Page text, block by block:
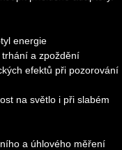
energie
a zpoždění
efektů při pozorování
na světlo i při slabém
a úhlového měření